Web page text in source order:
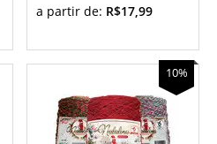
a partir de: R$17,99
10%